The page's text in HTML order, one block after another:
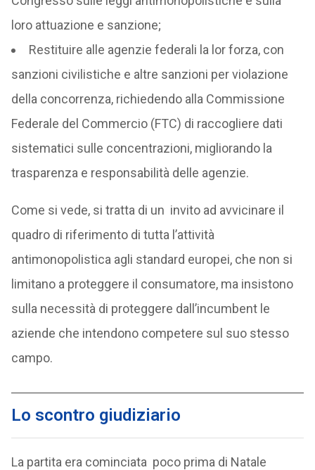
loro attuazione e sanzione;
Restituire alle agenzie federali la lor forza, con
sanzioni civilistiche e altre sanzioni per violazione
della concorrenza, richiedendo alla Commissione
Federale del Commercio (FTC) di raccogliere dati
sistematici sulle concentrazioni, migliorando la
trasparenza e responsabilità delle agenzie.
Come si vede, si tratta di un invito ad avvicinare il
quadro di riferimento di tutta l’attività
antimonopolistica agli standard europei, che non si
limitano a proteggere il consumatore, ma insistono
sulla necessità di proteggere dall’incumbent le
aziende che intendono competere sul suo stesso
campo.
Lo scontro giudiziario
La partita era cominciata poco prima di Natale